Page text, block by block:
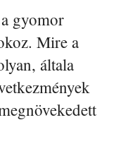
gyomor
Mire a
általa